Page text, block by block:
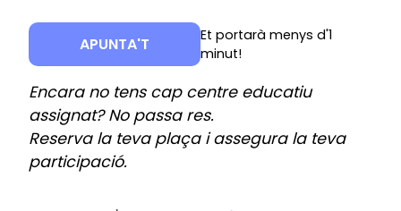
APUNTA'T
Et portarà menys d'1
minut!
Encara no tens cap centre educatiu
assignat? No passa res.
Reserva la teva plaça i assegura la teva
participació.